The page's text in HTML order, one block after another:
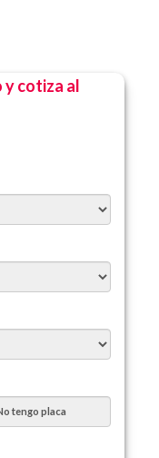
y cotiza al
tengo placa